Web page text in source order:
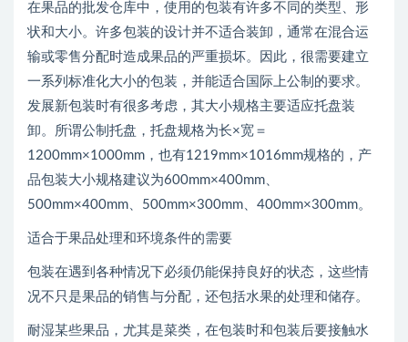
在果品的批发仓库中，使用的包装有许多不同的类型、形
状和大小。许多包装的设计并不适合装卸，通常在混合运
输或零售分配时造成果品的严重损坏。因此，很需要建立
一系列标准化大小的包装，并能适合国际上公制的要求。
发展新包装时有很多考虑，其大小规格主要适应托盘装
卸。所谓公制托盘，托盘规格为长×宽＝
1200mm×1000mm，也有1219mm×1016mm规格的，产
品包装大小规格建议为600mm×400mm、
500mm×400mm、500mm×300mm、400mm×300mm。
适合于果品处理和环境条件的需要
包装在遇到各种情况下必须仍能保持良好的状态，这些情
况不只是果品的销售与分配，还包括水果的处理和储存。
耐湿某些果品，尤其是菜类，在包装时和包装后要接触水